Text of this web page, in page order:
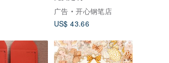
心钢笔-3色可选
广告
开心钢笔店
US$ 43.66